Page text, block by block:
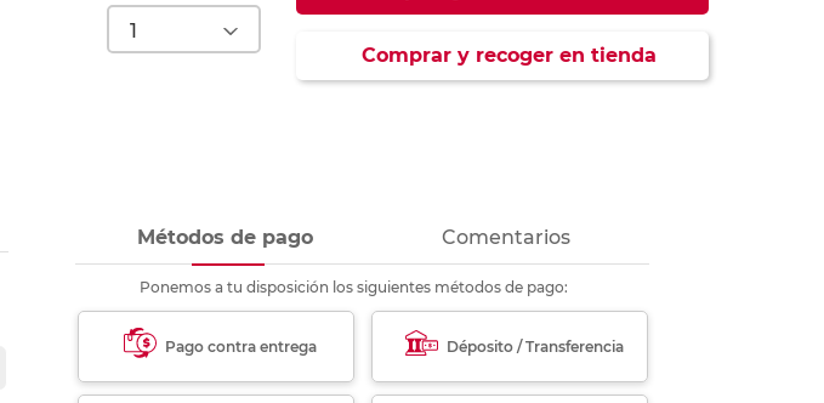
Ver más
Ver más
Ver más
Ver más
Comprar y recoger en tienda
Métodos de pago Comentarios
Ponemos a tu disposición los siguientes métodos de pago:
Pago contra entrega Déposito / Transferencia